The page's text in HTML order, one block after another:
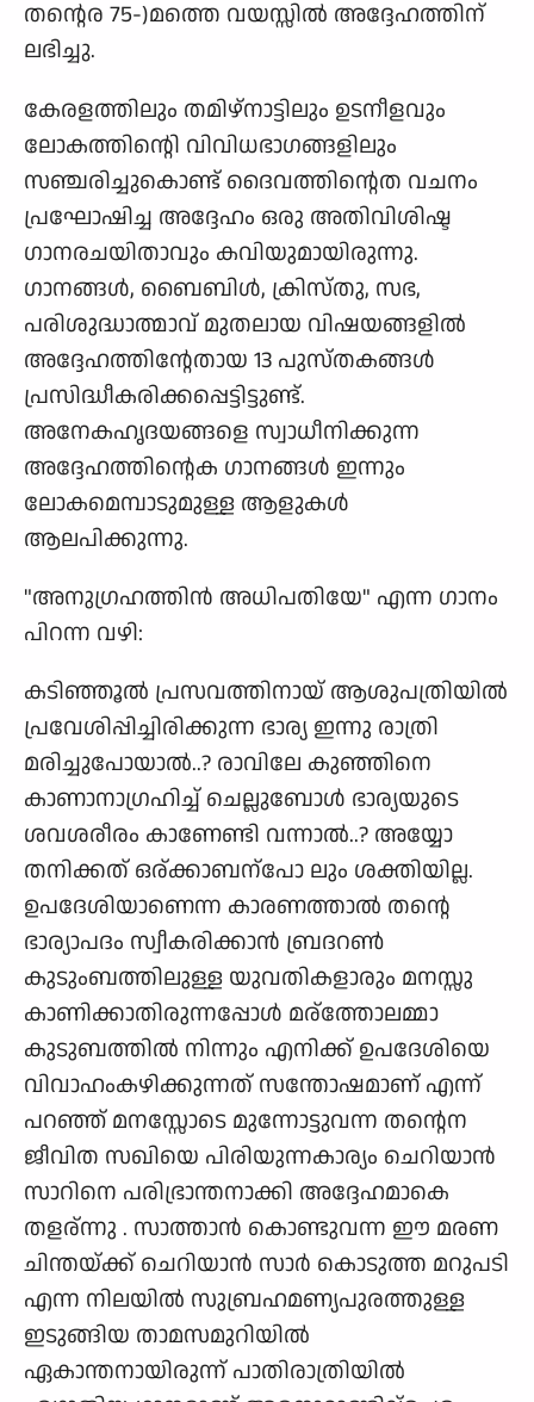
തന്റെര 75-)മത്തെ വയസ്സില്‍ അദ്ദേഹത്തിന്
ലഭിച്ചു.
കേരളത്തിലും തമിഴ്നാട്ടിലും ഉടനീളവും
ലോകത്തിന്റെി വിവിധഭാഗങ്ങളിലും
സഞ്ചരിച്ചുകൊണ്ട് ദൈവത്തിന്റെത വചനം
പ്രഘോഷിച്ച അദ്ദേഹം ഒരു അതിവിശിഷ്ട
ഗാനരചയിതാവും കവിയുമായിരുന്നു.
ഗാനങ്ങള്‍, ബൈബിള്‍, ക്രിസ്തു, സഭ,
പരിശുദ്ധാത്മാവ് മുതലായ വിഷയങ്ങളില്‍
അദ്ദേഹത്തിന്റേതായ 13 പുസ്തകങ്ങള്‍
പ്രസിദ്ധീകരിക്കപ്പെട്ടിട്ടുണ്ട്.
അനേകഹൃദയങ്ങളെ സ്വാധീനിക്കുന്ന
അദ്ദേഹത്തിന്റെക ഗാനങ്ങള്‍ ഇന്നും
ലോകമെമ്പാടുമുള്ള ആളുകള്‍
ആലപിക്കുന്നു.
"അനുഗ്രഹത്തിന്‍ അധിപതിയേ" എന്ന ഗാനം
പിറന്ന വഴി:
കടിഞ്ഞൂല്‍ പ്രസവത്തിനായ് ആശുപത്രിയില്‍
പ്രവേശിപ്പിച്ചിരിക്കുന്ന ഭാര്യ ഇന്നു രാത്രി
മരിച്ചുപോയാല്‍..? രാവിലേ കുഞ്ഞിനെ
കാണാനാഗ്രഹിച്ച് ചെല്ലുബോള്‍ ഭാര്യയുടെ
ശവശരീരം കാണേണ്ടി വന്നാല്‍..? അയ്യോ
തനിക്കത് ഒര്ക്കാബന്പോ ലും ശക്തിയില്ല.
ഉപദേശിയാണെന്ന കാരണത്താല്‍ തന്റെ
ഭാര്യാപദം സ്വീകരിക്കാന്‍ ബ്രദറണ്‍
കുടുംബത്തിലുള്ള യുവതികളാരും മനസ്സു
കാണിക്കാതിരുന്നപ്പോള്‍ മര്ത്തോലമ്മാ
കുടുബത്തില്‍ നിന്നും എനിക്ക് ഉപദേശിയെ
വിവാഹംകഴിക്കുന്നത് സന്തോഷമാണ് എന്ന്
പറഞ്ഞ് മനസ്സോടെ മുന്നോട്ടുവന്ന തന്റെന
ജീവിത സഖിയെ പിരിയുന്നകാര്യം ചെറിയാന്‍
സാറിനെ പരിഭ്രാന്തനാക്കി അദ്ദേഹമാകെ
തളര്ന്നു . സാത്താന്‍ കൊണ്ടുവന്ന ഈ മരണ
ചിന്തയ്ക്ക് ചെറിയാന്‍ സാര്‍ കൊടുത്ത മറുപടി
എന്ന നിലയില്‍ സുബ്രഹമണ്യപുരത്തുള്ള
ഇടുങ്ങിയ താമസമുറിയില്‍
ഏകാന്തനായിരുന്ന് പാതിരാത്രിയില്‍